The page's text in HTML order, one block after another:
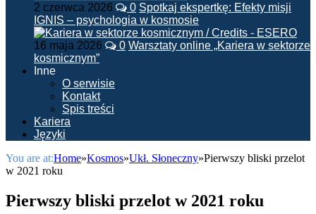
2 czerwca 2026 0 Spotkaj ekspertkę: Efekty misji
IGNIS – psychologia w kosmosie
16 maja 2026 0 Warsztaty online „Kariera w sektorze
kosmicznym”
Inne
O serwisie
Kontakt
Spis treści
Kariera
Języki
You are at:Home»Kosmos»Ukł. Słoneczny»Pierwszy bliski przelot
w 2021 roku
Pierwszy bliski przelot w 2021 roku